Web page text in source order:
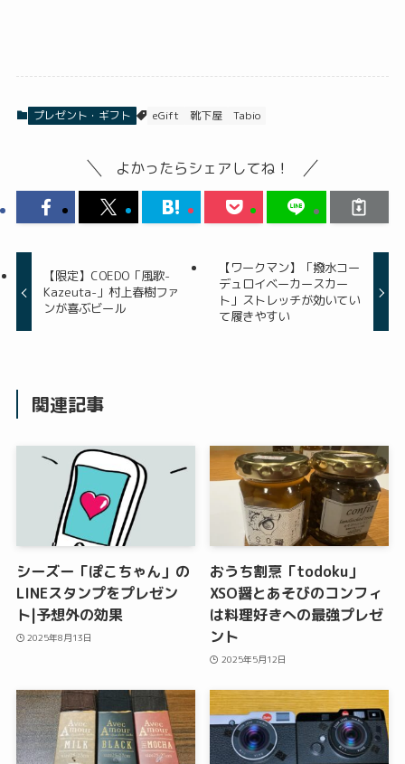
プレゼント・ギフト eGift 靴下屋 Tabio
よかったらシェアしてね！
【限定】COEDO「風歌-
Kazeuta-」村上春樹ファ
ンが喜ぶビール
【ワークマン】「撥水コー
デュロイベーカースカー
ト」ストレッチが効いてい
て履きやすい
関連記事
シーズー「ぽこちゃん」の
LINEスタンプをプレゼン
ト|予想外の効果
2025年8月13日
おうち割烹「todoku」
XSO醤とあそびのコンフィ
は料理好きへの最強プレゼ
ント
2025年5月12日